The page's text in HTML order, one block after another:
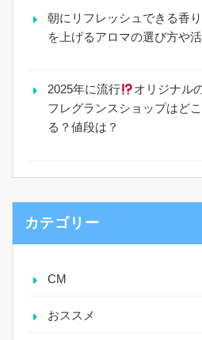
朝にリフレッシュできる香
を上げるアロマの選び方や
2025年に流行
オリジナル
フレグランスショップはど
る？値段は？
カテゴリー
CM
おススメ